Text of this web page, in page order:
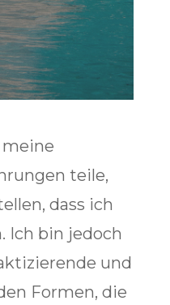
teile,
dass ich
Ich bin jedoch
und
Formen, die